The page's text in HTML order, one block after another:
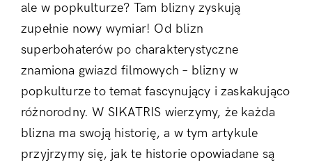
ale w popkulturze? Tam blizny zyskują
zupełnie nowy wymiar! Od blizn
superbohaterów po charakterystyczne
znamiona gwiazd filmowych – blizny w
popkulturze to temat fascynujący i zaskakująco
różnorodny. W SIKATRIS wierzymy, że każda
blizna ma swoją historię, a w tym artykule
przyjrzymy się, jak te historie opowiadane są